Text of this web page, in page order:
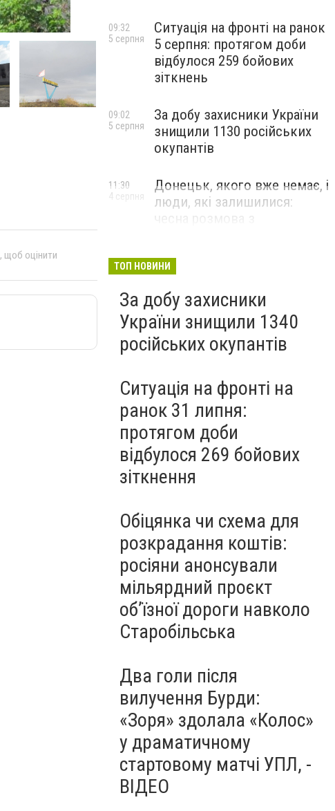
, щоб оцінити
Ситуація на фронті на ранок
5 серпня: протягом доби
відбулося 259 бойових
зіткнень
09:32
5 серпня
За добу захисники України
знищили 1130 російських
окупантів
09:02
5 серпня
Донецьк, якого вже немає, і
люди, які залишилися:
11:30
4 серпня
ТОП НОВИНИ
За добу захисники
України знищили 1340
російських окупантів
Ситуація на фронті на
ранок 31 липня:
протягом доби
відбулося 269 бойових
зіткнення
Обіцянка чи схема для
розкрадання коштів:
росіяни анонсували
мільярдний проєкт
об’їзної дороги навколо
Старобільська
Два голи після
вилучення Бурди:
«Зоря» здолала «Колос»
у драматичному
стартовому матчі УПЛ, -
ВІДЕО